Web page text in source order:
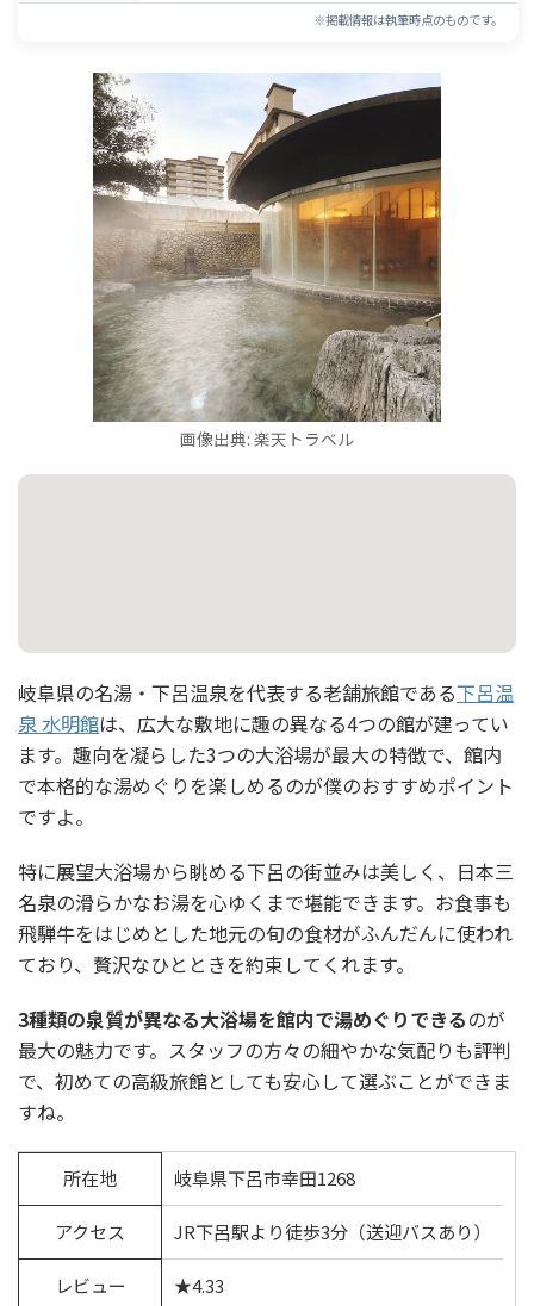
※掲載情報は執筆時点のものです。
画像出典: 楽天トラベル
岐阜県の名湯・下呂温泉を代表する老舗旅館である下呂温
泉 水明館は、広大な敷地に趣の異なる4つの館が建ってい
ます。趣向を凝らした3つの大浴場が最大の特徴で、館内
で本格的な湯めぐりを楽しめるのが僕のおすすめポイント
ですよ。
特に展望大浴場から眺める下呂の街並みは美しく、日本三
名泉の滑らかなお湯を心ゆくまで堪能できます。お食事も
飛騨牛をはじめとした地元の旬の食材がふんだんに使われ
ており、贅沢なひとときを約束してくれます。
3種類の泉質が異なる大浴場を館内で湯めぐりできるのが
最大の魅力です。スタッフの方々の細やかな気配りも評判
で、初めての高級旅館としても安心して選ぶことができま
すね。
所在地 岐阜県下呂市幸田1268
アクセス JR下呂駅より徒歩3分（送迎バスあり）
レビュー ★4.33